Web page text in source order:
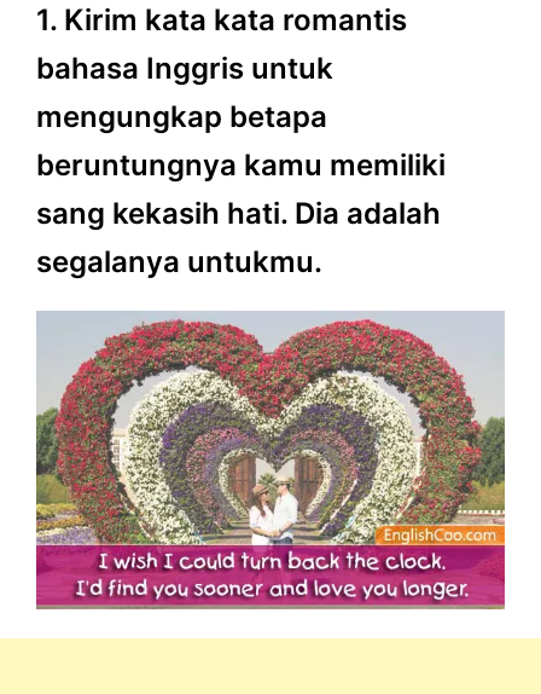
1. Kirim kata kata romantis
bahasa Inggris untuk
mengungkap betapa
beruntungnya kamu memiliki
sang kekasih hati. Dia adalah
segalanya untukmu.